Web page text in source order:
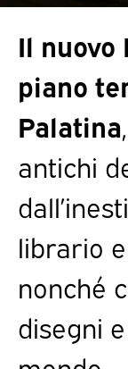
Il nuovo
piano
Palatina
antichi
librario
nonché
disegni